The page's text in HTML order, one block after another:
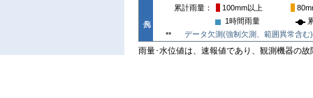
累計雨量
100mm以上
1時間雨量
**
データ欠測(強制欠測、範囲異常含む)
雨量･水位値は、速報値であり、観測機器の